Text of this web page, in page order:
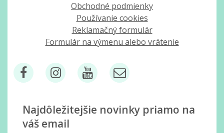
Obchodné podmienky
Používanie cookies
Reklamačný formulár
Formulár na výmenu alebo vrátenie
Najdôležitejšie novinky priamo na
váš email